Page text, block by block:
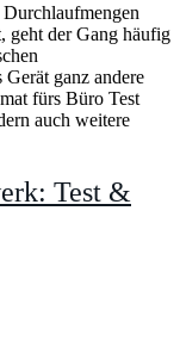
geht der Gang häufig
ganz andere
fürs Büro Test
auch weitere
Test &